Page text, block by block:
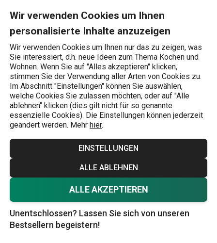
Wir verwenden Cookies um Ihnen
personalisierte Inhalte anzuzeigen
Wir verwenden Cookies um Ihnen nur das zu zeigen, was
Sie interessiert, d.h. neue Ideen zum Thema Kochen und
Wohnen. Wenn Sie auf "Alles akzeptieren" klicken,
stimmen Sie der Verwendung aller Arten von Cookies zu.
Im Abschnitt "Einstellungen" können Sie auswählen,
welche Cookies Sie zulassen möchten, oder auf "Alle
ablehnen" klicken (dies gilt nicht für so genannte
essenzielle Cookies). Die Einstellungen können jederzeit
geändert werden. Mehr hier.
EINSTELLUNGEN
ALLE ABLEHNEN
ALLE AKZEPTIEREN
Wonach suchen Sie?
Teigzubereitung und -verarbeitung
Rührgefäße
Die Trichterbehälter aus strapazierfähigem Kunststoff
garantieren eine sichere Lebensmittelverarbeitung mit
dem Stabmixer, ohne dass die Gefahr besteht, dass
umliegende Oberflächen verschmutzt werden. Ein
wesentlicher Bestandteil der Behälter ist der
Schutzdeckel, der meist in mehrere Positionen gedreht
werden kann. Wir bieten Ihnen Behälter aus der
DELICIA-Serieoder separate Schutzdeckel. Lassen auch
Sie sich inspirieren!
Unentschlossen? Lassen Sie sich von unseren
Bestsellern begeistern!